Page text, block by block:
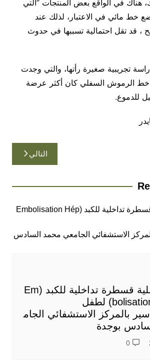
​​هناك في الواقع بعض المنتجات “التي
خط مائي في الاعتبار، لذلك عند
، قد تقل احتمالية تسببها في حدوث
تجريبية صغيرة رأتها، والتي وجدت
الرموش السفلي كان أكثر عرضة
للدموع.
التالي
نجاح أول عملية قسطرة تداخلية للكبد (Em
bolisation Hépatique) لطفل
بالمركز الاستشفائي الجام
بوجدة
0